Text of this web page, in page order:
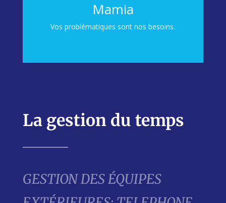
Mamia
Vos problématiques sont nos besoins.
La gestion du temps
GESTION DES ÉQUIPES